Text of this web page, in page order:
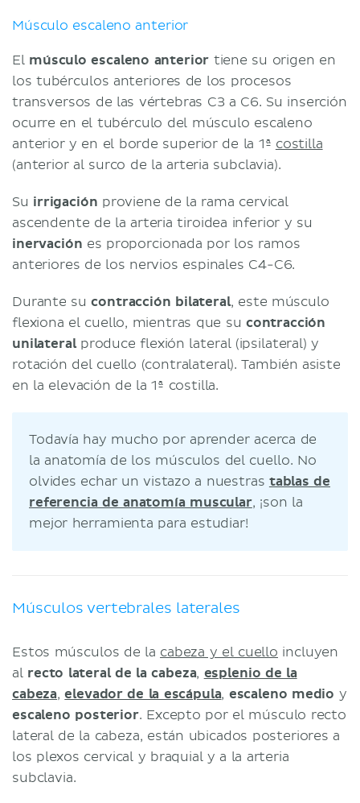
Músculo escaleno anterior
El músculo escaleno anterior tiene su origen en
los tubérculos anteriores de los procesos
transversos de las vértebras C3 a C6. Su inserción
ocurre en el tubérculo del músculo escaleno
anterior y en el borde superior de la 1ª costilla
(anterior al surco de la arteria subclavia).
Su irrigación proviene de la rama cervical
ascendente de la arteria tiroidea inferior y su
inervación es proporcionada por los ramos
anteriores de los nervios espinales C4-C6.
Durante sucontracción bilateral, este músculo
flexiona el cuello, mientras que su contracción
unilateralproduce flexión lateral (ipsilateral) y
rotación del cuello (contralateral). También asiste
en la elevación de la 1ª costilla.
Todavía hay mucho por aprender acerca de
la anatomía de los músculos del cuello. No
olvides echar un vistazo a nuestras tablas de
referencia de anatomía muscular, ¡son la
mejor herramienta para estudiar!
Músculos vertebrales laterales
Estos músculos de la cabeza y el cuello incluyen
al recto lateral de la cabeza, esplenio de la
cabeza,elevador de la escápula, escaleno medio y
escaleno posterior. Excepto por el músculo recto
lateral de la cabeza, están ubicados posteriores a
los plexos cervical y braquial y a la arteria
subclavia.